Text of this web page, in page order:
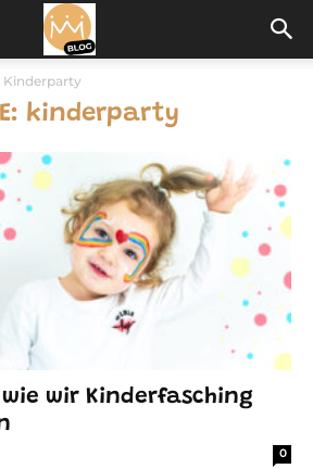
Kinderparty
kinderparty
wir Kinderfasching
0